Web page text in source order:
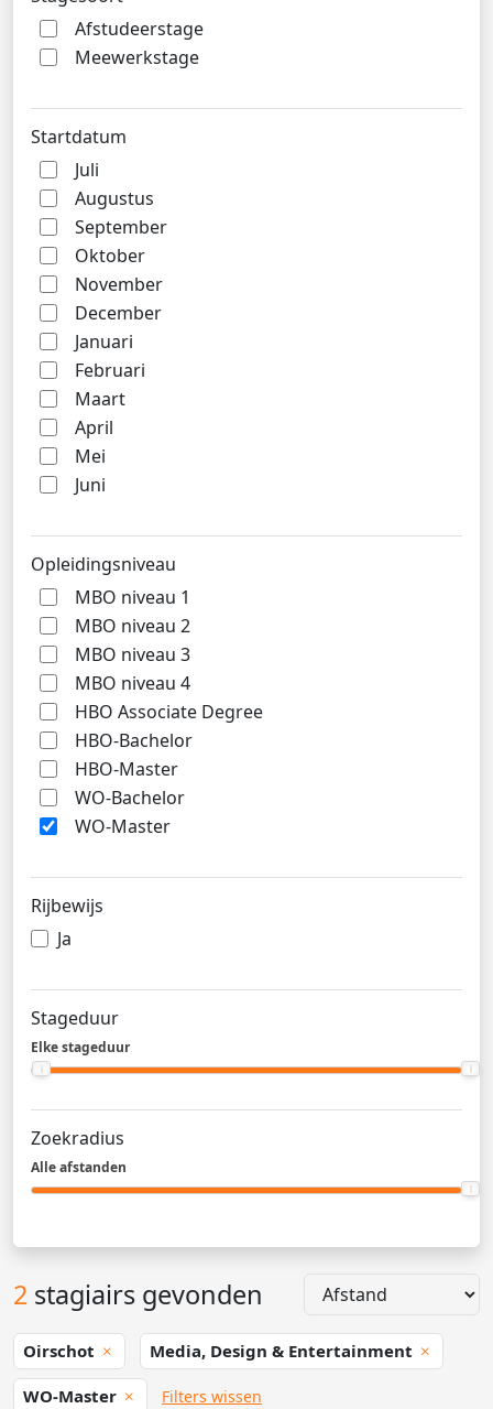
Afstudeerstage
Meewerkstage
Startdatum
Juli
Augustus
September
Oktober
November
December
Januari
Februari
Maart
April
Mei
Juni
Opleidingsniveau
MBO niveau 1
MBO niveau 2
MBO niveau 3
MBO niveau 4
HBO Associate Degree
HBO-Bachelor
HBO-Master
WO-Bachelor
WO-Master
Rijbewijs
Ja
Stageduur
Elke stageduur
Zoekradius
Alle afstanden
2 stagiairs gevonden
Oirschot Media, Design & Entertainment
WO-Master Filters wissen